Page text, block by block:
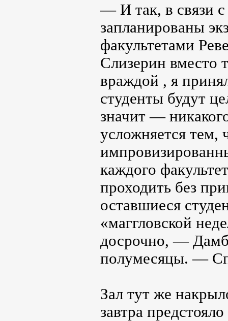
— И так, в связи
запланированы
факультетами
Слизерин вместо
враждой , я
студенты будут
значит —
усложняется
каждого
проходить без
оставшиеся
«маггловской
досрочно, —
полумесяцы. —
Зал тут же
завтра